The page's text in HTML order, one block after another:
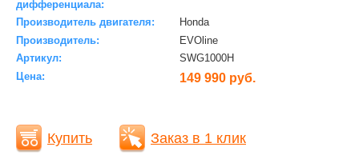
дифференциала:
Производитель двигателя:
Honda
Производитель:
EVOline
Артикул:
SWG1000H
Цена:
149 990 руб.
Купить Заказ в 1 клик